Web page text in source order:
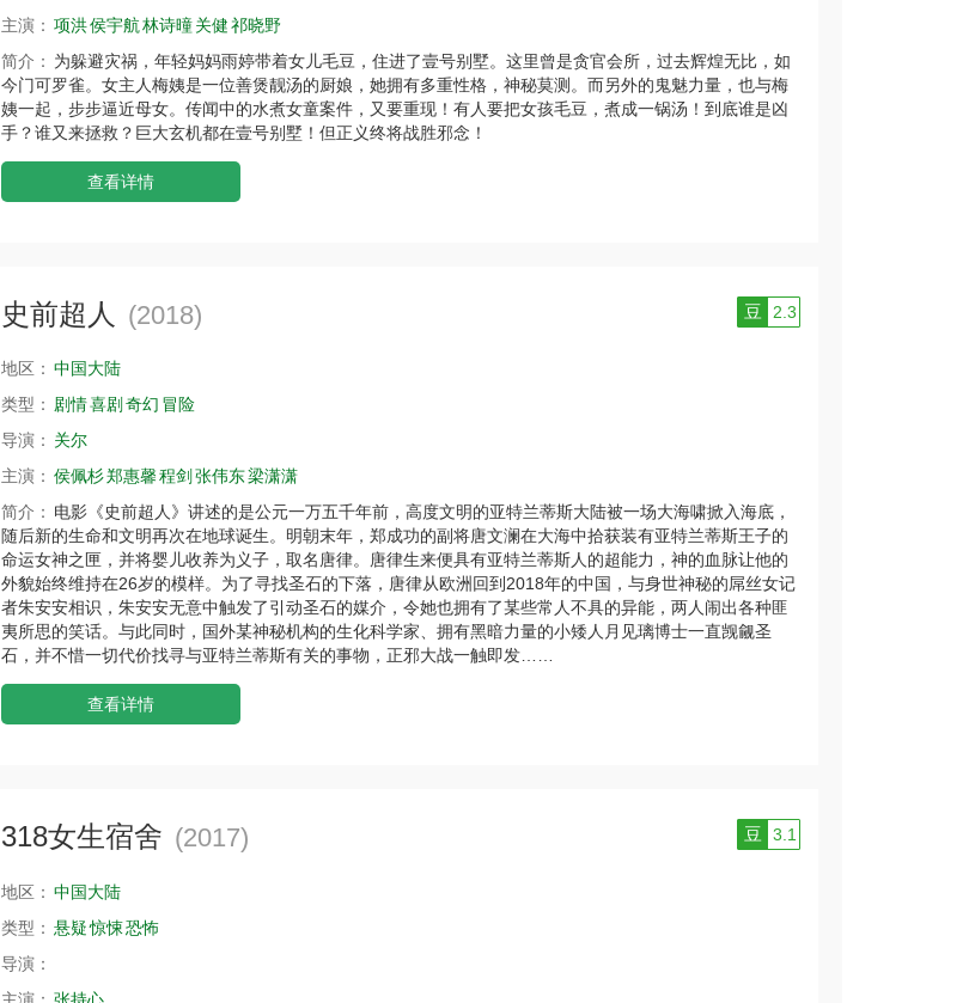
主演： 项洪侯宇航林诗曈关健祁晓野
简介： 为躲避灾祸，年轻妈妈雨婷带着女儿毛豆，住进了壹号别墅。这里曾是贪官会所，过去辉煌无比，如
今门可罗雀。女主人梅姨是一位善煲靓汤的厨娘，她拥有多重性格，神秘莫测。而另外的鬼魅力量，也与梅
姨一起，步步逼近母女。传闻中的水煮女童案件，又要重现！有人要把女孩毛豆，煮成一锅汤！到底谁是凶
手？谁又来拯救？巨大玄机都在壹号别墅！但正义终将战胜邪念！
查看详情
史前超人 (2018) 豆 2.3
地区： 中国大陆
类型： 剧情喜剧 奇幻 冒险
导演： 关尔
主演： 侯佩杉郑惠馨程剑 张伟东梁潇潇
简介： 电影《史前超人》讲述的是公元一万五千年前，高度文明的亚特兰蒂斯大陆被一场大海啸掀入海底，
随后新的生命和文明再次在地球诞生。明朝末年，郑成功的副将唐文澜在大海中拾获装有亚特兰蒂斯王子的
命运女神之匣，并将婴儿收养为义子，取名唐律。唐律生来便具有亚特兰蒂斯人的超能力，神的血脉让他的
外貌始终维持在26岁的模样。为了寻找圣石的下落，唐律从欧洲回到2018年的中国，与身世神秘的屌丝女记
者朱安安相识，朱安安无意中触发了引动圣石的媒介，令她也拥有了某些常人不具的异能，两人闹出各种匪
夷所思的笑话。与此同时，国外某神秘机构的生化科学家、拥有黑暗力量的小矮人月见璃博士一直觊觎圣
石，并不惜一切代价找寻与亚特兰蒂斯有关的事物，正邪大战一触即发……
查看详情
318女生宿舍 (2017) 豆 3.1
地区： 中国大陆
类型： 悬疑惊悚恐怖
导演：